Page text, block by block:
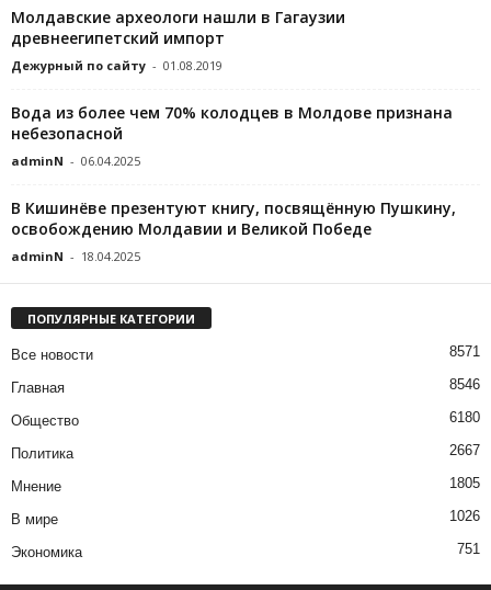
Молдавские археологи нашли в Гагаузии
древнеегипетский импорт
Дежурный по сайту - 01.08.2019
Вода из более чем 70% колодцев в Молдове признана
небезопасной
adminN - 06.04.2025
В Кишинёве презентуют книгу, посвящённую Пушкину,
освобождению Молдавии и Великой Победе
adminN - 18.04.2025
ПОПУЛЯРНЫЕ КАТЕГОРИИ
Все новости 8571
Главная 8546
Общество 6180
Политика 2667
Мнение 1805
В мире 1026
Экономика 751